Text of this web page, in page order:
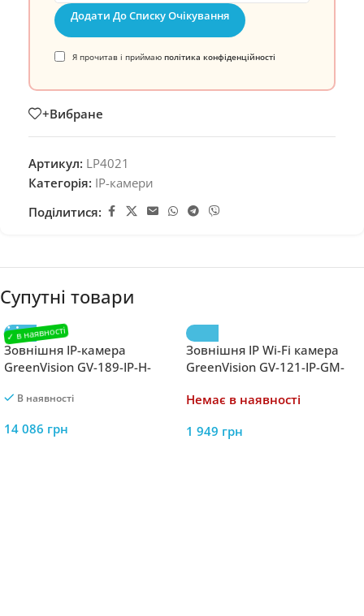
Додати До Списку Очікування
Я прочитав і приймаю політика конфіденційності
+Вибране
Артикул: LP4021
Категорія: IP-камери
Поділитися:
Супутні товари
Зовнішня IP-камера
GreenVision GV-189-IP-H-
В наявності
14 086 грн
Зовнішня IP Wi-Fi камера
GreenVision GV-121-IP-GM-
Немає в наявності
1 949 грн